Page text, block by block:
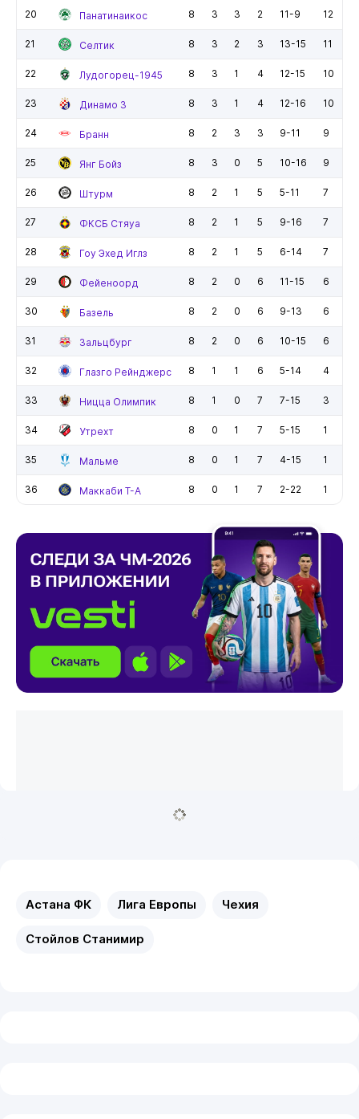
20 Панатинаикос 8 3 3 2 11-9 12
21 Селтик 8 3 2 3 13-15 11
22 Лудогорец-1945 8 3 1 4 12-15 10
23 Динамо З 8 3 1 4 12-16 10
24 Бранн 8 2 3 3 9-11 9
25 Янг Бойз 8 3 0 5 10-16 9
26 Штурм 8 2 1 5 5-11 7
27 ФКСБ Стяуа 8 2 1 5 9-16 7
28 Гоу Эхед Иглз 8 2 1 5 6-14 7
29 Фейеноорд 8 2 0 6 11-15 6
30 Базель 8 2 0 6 9-13 6
31 Зальцбург 8 2 0 6 10-15 6
32 Глазго Рейнджерс 8 1 1 6 5-14 4
33 Ницца Олимпик 8 1 0 7 7-15 3
34 Утрехт 8 0 1 7 5-15 1
35 Мальме 8 0 1 7 4-15 1
36 Маккаби Т-А 8 0 1 7 2-22 1
Астана ФК Лига Европы Чехия
Стойлов Станимир